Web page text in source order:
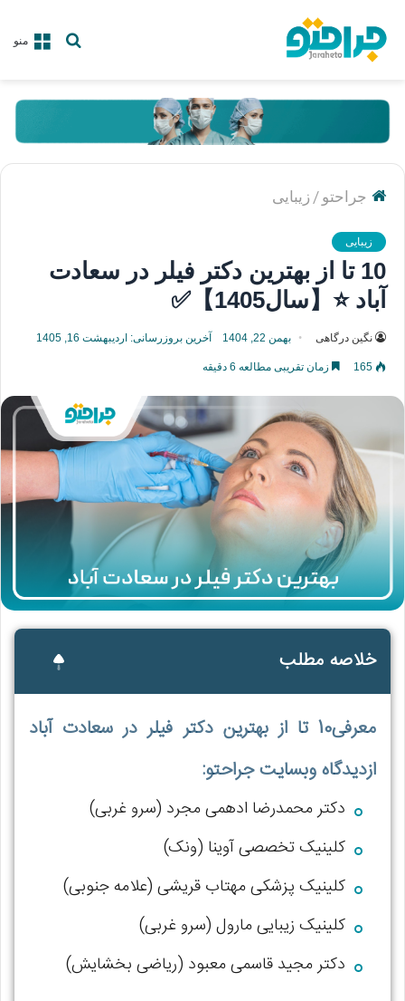
منوجستجو
جراحتو / زیبایی
زیبایی
10 تا از بهترین دکتر فیلر در سعادت
آباد ⭐【سال1405】✅
نگین درگاهی بهمن 22, 1404 آخرین بروزرسانی: اردیبهشت 16, 1405
165 زمان تقریبی مطالعه 6 دقیقه
خلاصه مطلب
معرفی10 تا از بهترین دکتر فیلر در سعادت آباد
ازدیدگاه وبسایت جراحتو:
دکتر محمدرضا ادهمی مجرد (سرو غربی)
کلینیک تخصصی آوینا (ونک)
کلینیک پزشکی مهتاب قریشی (علامه جنوبی)
کلینیک زیبایی مارول (سرو غربی)
دکتر مجید قاسمی معبود (ریاضی بخشایش)